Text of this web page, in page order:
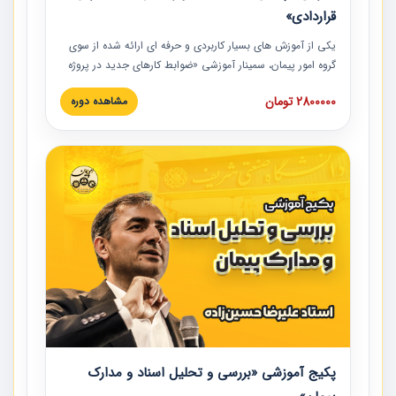
قراردادی»
یکی از آموزش‏‏‏‏‏‏ های بسیار کاربردی و حرفه‏ ای ارائه شده از سوی
گروه امور پیمان، سمینار آموزشی «ضوابط کارهای جدید در پروژه
های عمرانی» چالش ها، تخلفات و راه حل ها با نگرش قراردادی
است که در محل سندیکای شرکت های ساختمانی کشور ارائه شد.
مدارک پیمان به همراه تجربیات عملی ارائه شده است.
2800000 تومان مشاهده دوره
پکیج آموزشی «بررسی و تحلیل اسناد و مدارک